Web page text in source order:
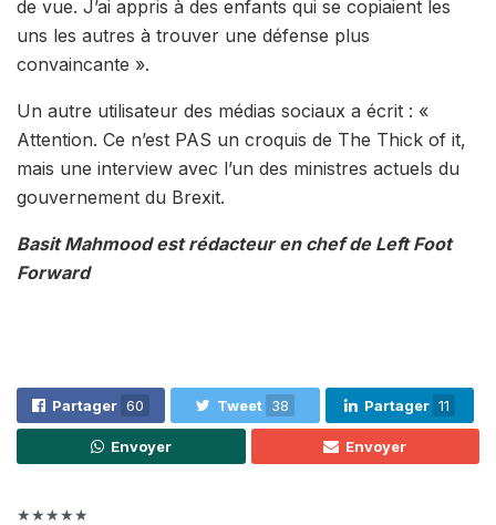
de vue. J’ai appris à des enfants qui se copiaient les
uns les autres à trouver une défense plus
convaincante ».
Un autre utilisateur des médias sociaux a écrit : «
Attention. Ce n’est PAS un croquis de The Thick of it,
mais une interview avec l’un des ministres actuels du
gouvernement du Brexit.
Basit Mahmood est rédacteur en chef de Left Foot
Forward
Partager 60 Tweet 38 Partager 11
Envoyer Envoyer
★★★★★